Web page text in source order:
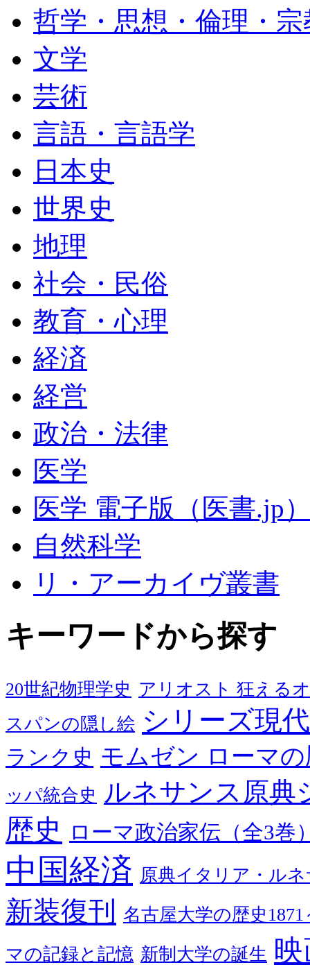
哲学・思想・倫理・宗
文学
芸術
言語・言語学
日本史
世界史
地理
社会・民俗
教育・心理
経済
経営
政治・法律
医学
医学 電子版（医書.jp
自然科学
リ・アーカイヴ叢書
キーワードから探す
20世紀物理学史 アリオスト 狂える
スパンの隠し絵 シリーズ現
ランク史 モムゼン ローマ
ッパ統合史 ルネサンス原典
歴史 ローマ政治家伝（全3巻
中国経済 原典イタリア・ル
新装復刊 名古屋大学の歴史1871
マの記録と記憶 新制大学の誕生